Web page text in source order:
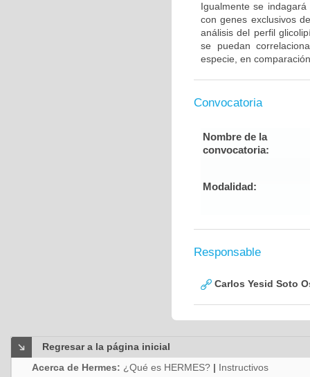
Igualmente se
con genes exclusivos
análisis del perfil
se puedan
especie, en
Convocatoria
Nombre de la
convocatoria:
Modalidad:
Responsable
Carlos Yesid Soto
Regresar a la página inicial
Acerca de Hermes: ¿Qué es HERMES? | Instructivos